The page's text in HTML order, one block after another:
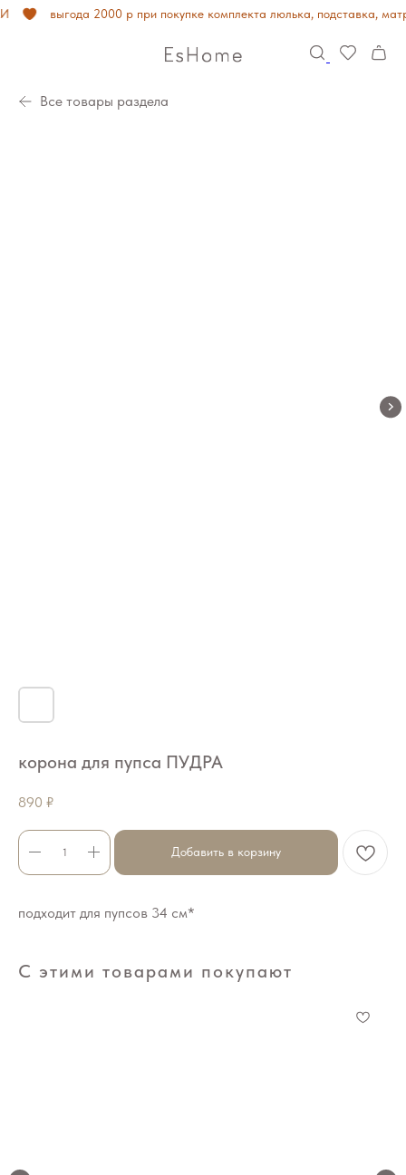
выгода 2000 р при покупке комплекта люлька, подставка,
Все товары раздела
корона для пупса ПУДРА
890 ₽
Добавить в корзину
подходит для пупсов 34 см*
С этими товарами покупают